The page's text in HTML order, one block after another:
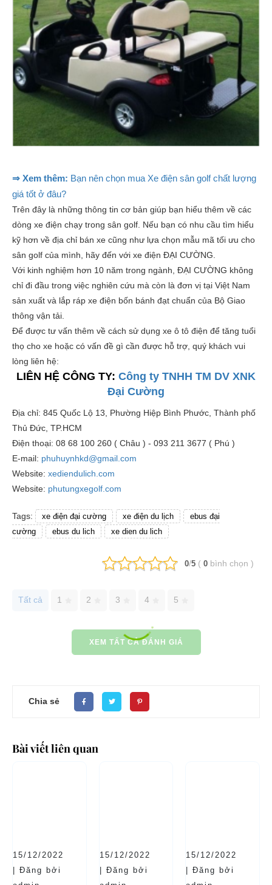
⇒ Xem thêm: Bạn nên chọn mua Xe điện sân golf chất lượng
giá tốt ở đâu?
Trên đây là những thông tin cơ bản giúp bạn hiểu thêm về các
dòng xe điện chạy trong sân golf. Nếu bạn có nhu cầu tìm hiểu
kỹ hơn về địa chỉ bán xe cũng như lựa chọn mẫu mã tối ưu cho
sân golf của mình, hãy đến với xe điện ĐẠI CƯỜNG.
Với kinh nghiệm hơn 10 năm trong ngành, ĐẠI CƯỜNG không
chỉ đi đầu trong việc nghiên cứu mà còn là đơn vị tại Việt Nam
sản xuất và lắp ráp xe điện bốn bánh đạt chuẩn của Bộ Giao
thông vận tải.
Để được tư vấn thêm về cách sử dụng xe ô tô điện để tăng tuổi
thọ cho xe hoặc có vấn đề gì cần được hỗ trợ, quý khách vui
lòng liên hệ:
LIÊN HỆ CÔNG TY: Công ty TNHH TM DV XNK
Đại Cường
Địa chỉ: 845 Quốc Lộ 13, Phường Hiệp Bình Phước, Thành phố
Thủ Đức, TP.HCM
Điện thoại: 08 68 100 260 ( Châu ) - 093 211 3677 ( Phú )
E-mail: phuhuynhkd@gmail.com
Website: xediendulich.com
Website: phutungxegolf.com
Tags: xe điện đại cường xe điện du lịch
ebus đại
cường
ebus du lich xe dien du lich
0/5 ( 0 bình chọn )
Tất cả 1 2 3 4 5
XEM TẤT CẢ ĐÁNH GIÁ
Chia sẻ
Bài viết liên quan
15/12/2022
| Đăng bởi
15/12/2022
| Đăng bởi
15/12/2022
| Đăng bởi